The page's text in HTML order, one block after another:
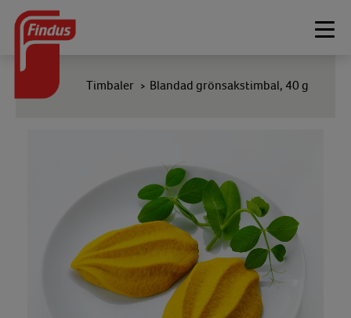
Timbaler > Blandad grönsakstimbal, 40 g